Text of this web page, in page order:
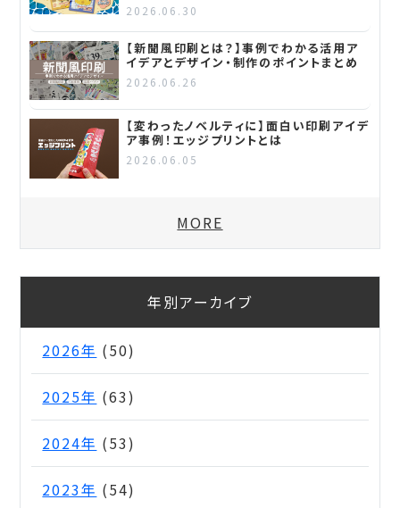
2026.06.30
【新聞風印刷とは？】事例でわかる活用ア
イデアとデザイン・制作のポイントまとめ
2026.06.26
【変わったノベルティに】面白い印刷アイデ
ア事例！エッジプリントとは
2026.06.05
MORE
年別アーカイブ
2026年 (50)
2025年 (63)
2024年 (53)
2023年 (54)